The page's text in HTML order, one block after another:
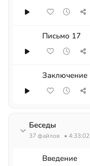
Письмо 17
Заключение
Беседы
37 файлов • 4:33:02
Введение